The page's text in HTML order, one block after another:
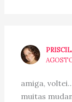
amiga,
muitas